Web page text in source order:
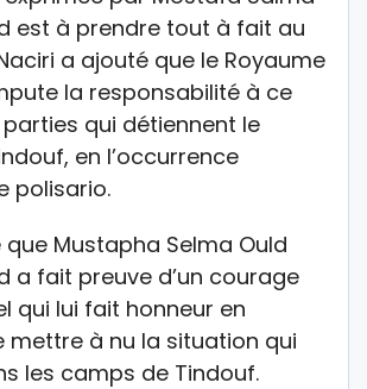
est à prendre tout à fait au
a ajouté que le Royaume
la responsabilité à ce
qui détiennent le
en l’occurrence
polisario.
que Mustapha Selma Ould
a fait preuve d’un courage
qui lui fait honneur en
mettre à nu la situation qui
les camps de Tindouf.